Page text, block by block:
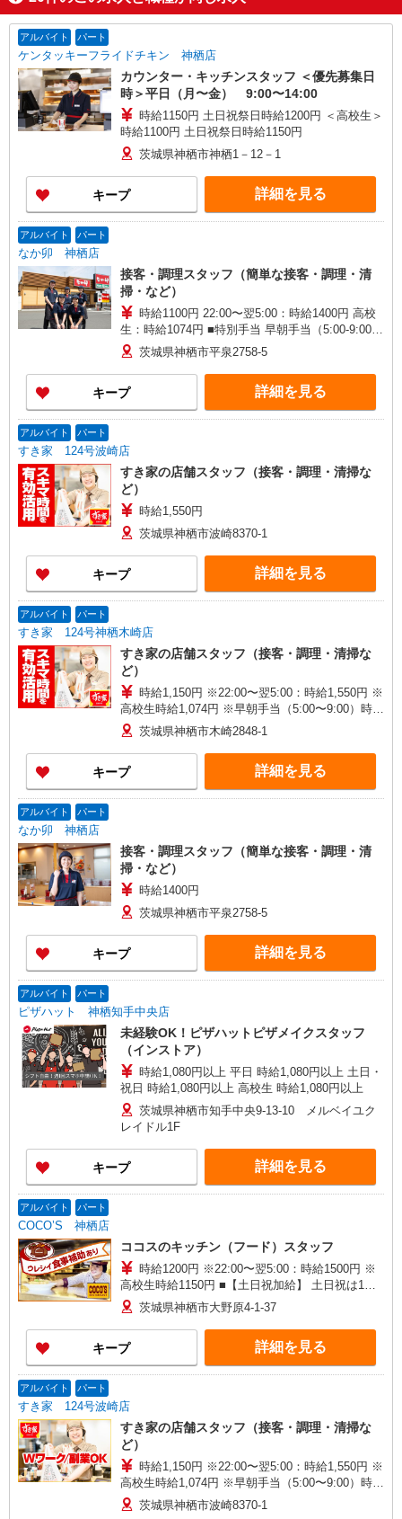
アルバイト パート
ケンタッキーフライドチキン 神栖店
カウンター・キッチンスタッフ ＜優先募集日
時＞平日（月〜金） 9:00〜14:00
時給1150円 土日祝祭日時給1200円 ＜高校生＞
時給1100円 土日祝祭日時給1150円
茨城県神栖市神栖1－12－1
キープ 詳細を見る
アルバイト パート
なか卯 神栖店
接客・調理スタッフ（簡単な接客・調理・清
掃・など）
時給1100円 22:00〜翌5:00：時給1400円 高校
生：時給1074円 ■特別手当 早朝手当（5:00-9:00）
時給＋150円
茨城県神栖市平泉2758-5
キープ 詳細を見る
アルバイト パート
すき家 124号波崎店
すき家の店舗スタッフ（接客・調理・清掃な
ど）
時給1,550円
茨城県神栖市波崎8370-1
キープ 詳細を見る
アルバイト パート
すき家 124号神栖木崎店
すき家の店舗スタッフ（接客・調理・清掃な
ど）
時給1,150円 ※22:00〜翌5:00：時給1,550円 ※
高校生時給1,074円 ※早朝手当（5:00〜9:00）時給
＋150円
茨城県神栖市木崎2848-1
キープ 詳細を見る
アルバイト パート
なか卯 神栖店
接客・調理スタッフ（簡単な接客・調理・清
掃・など）
時給1400円
茨城県神栖市平泉2758-5
キープ 詳細を見る
アルバイト パート
ピザハット 神栖知手中央店
未経験OK！ピザハットピザメイクスタッフ
（インストア）
時給1,080円以上 平日 時給1,080円以上 土日・
祝日 時給1,080円以上 高校生 時給1,080円以上
茨城県神栖市知手中央9-13-10 メルベイユク
レイドル1F
キープ 詳細を見る
アルバイト パート
COCO’S 神栖店
ココスのキッチン（フード）スタッフ
時給1200円 ※22:00〜翌5:00：時給1500円 ※
高校生時給1150円 ■【土日祝加給】 土日祝は1時
間当たり＋100円 ■特別手当 早朝手当（5:00〜
8:00）時給＋200円
茨城県神栖市大野原4-1-37
キープ 詳細を見る
アルバイト パート
すき家 124号波崎店
すき家の店舗スタッフ（接客・調理・清掃な
ど）
時給1,150円 ※22:00〜翌5:00：時給1,550円 ※
高校生時給1,074円 ※早朝手当（5:00〜9:00）時給
＋150円
茨城県神栖市波崎8370-1